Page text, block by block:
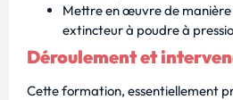
Mettre en œuvre de manière
extincteur à poudre à
Déroulement et
Cette formation, essentiellement